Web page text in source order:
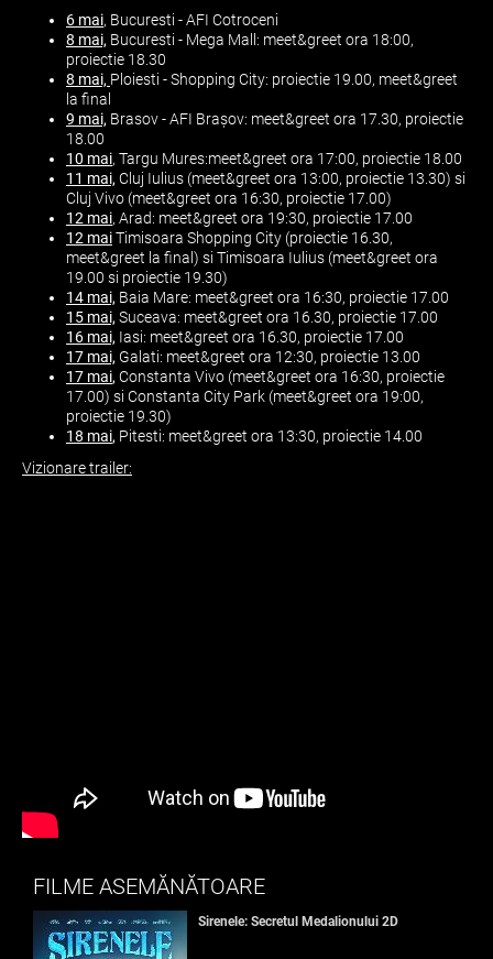
6 mai, Bucuresti - AFI Cotroceni
8 mai, Bucuresti - Mega Mall: meet&greet ora 18:00,
proiectie 18.30
8 mai, Ploiesti - Shopping City: proiectie 19.00, meet&greet
la final
9 mai, Brasov - AFI Brașov: meet&greet ora 17.30, proiectie
18.00
10 mai, Targu Mures:meet&greet ora 17:00, proiectie 18.00
11 mai, Cluj Iulius (meet&greet ora 13:00, proiectie 13.30) si
Cluj Vivo (meet&greet ora 16:30, proiectie 17.00)
12 mai, Arad: meet&greet ora 19:30, proiectie 17.00
12 maiTimisoara Shopping City (proiectie 16.30,
meet&greet la final) si Timisoara Iulius (meet&greet ora
19.00 si proiectie 19.30)
14 mai, Baia Mare: meet&greet ora 16:30, proiectie 17.00
15 mai, Suceava: meet&greet ora 16.30, proiectie 17.00
16 mai, Iasi: meet&greet ora 16.30, proiectie 17.00
17 mai, Galati: meet&greet ora 12:30, proiectie 13.00
17 mai, Constanta Vivo (meet&greet ora 16:30, proiectie
17.00) si Constanta City Park (meet&greet ora 19:00,
proiectie 19.30)
18 mai, Pitesti: meet&greet ora 13:30, proiectie 14.00
Vizionare trailer:
FILME ASEMĂNĂTOARE
Sirenele: Secretul Medalionului 2D